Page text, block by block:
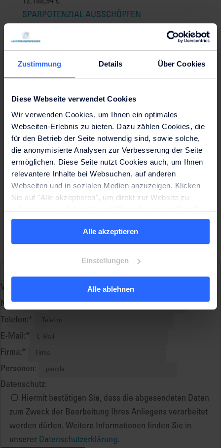
Zustimmung Details Über Cookies
Diese Webseite verwendet Cookies
Wir verwenden Cookies, um Ihnen ein optimales
Webseiten-Erlebnis zu bieten. Dazu zählen Cookies, die
für den Betrieb der Seite notwendig sind, sowie solche,
die anonymisierte Analysen zur Verbesserung der Seite
ermöglichen. Diese Seite nutzt Cookies auch, um Ihnen
relevantere Inhalte bei Websuchen, auf anderen
Webseiten und in sozialen Medien anzuzeigen. Klicken
Sie auf "Alle akzeptieren", um direkt zur Website zu
gelangen oder klicken Sie auf "Einstellungen im Detail",
um detaillierte Beschreibungen der eingesetzten Cookies
anzuzeigen und zu verwalten. Weitere Informationen
finden Sie auf der SeiteDatenschutzhinweise.
Lesen Sie unser Impressum.
Alle akzeptieren
Einstellungen
Alle ablehnen
SPARPOTENZIAL AUSSCHÖPFEN
KOSTENERSPARNIS AUF BASIS IHRER
WASSERFLASCHEN
WASSERSPENDER
KeinePlastikflaschen
Keine Kistendie geschleppt werden müssen
Bis zu12.188,94 €Ersparnis
6.792 €/ Jahr
Vorname:*
Nachname:*
Telefon:*
E-Mail:*
Firma:*
Personen:
Datenschutz:
Hiermit bestätigen Sie, dass die abgesendeten Daten
zum Zweck der Bearbeitung Ihres Anliegens verarbeitet
werden dürfen. Weitere Informationen finden Sie in
unserer Datenschutzerklärung.